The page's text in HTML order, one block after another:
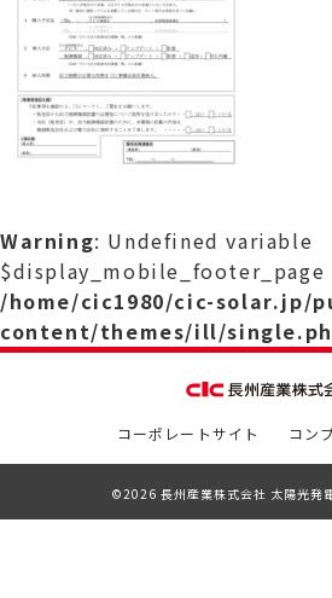
Warning: Undefined variable
$display_mobile_footer_page
/home/cic1980/cic-solar.jp/
content/themes/ill/
コーポレートサイト コン
©2026 長州産業株式会社 太陽光発